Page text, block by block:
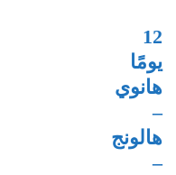
12
يومًا
هانوي
–
هالونج
–